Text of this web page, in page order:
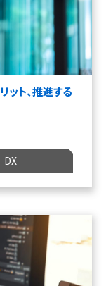
ット、推進する
DX